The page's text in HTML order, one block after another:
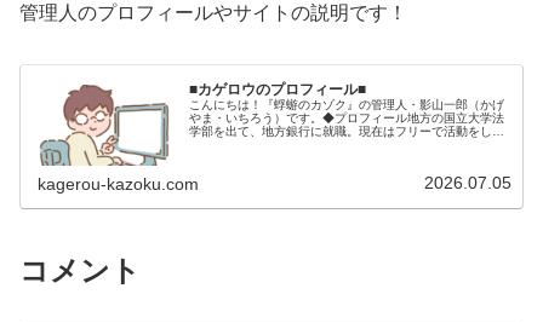
管理人のプロフィールやサイトの説明です！
■カゲロウのプロフィール■
こんにちは！『蜉蝣のカゾク』の管理人・影山一郎（かげ
やま・いちろう）です。◆プロフィール地方の国立大学法
学部を出て、地方銀行に就職。現在はフリーで活動をして
kagerou-kazoku.com 2026.07.05
コメント